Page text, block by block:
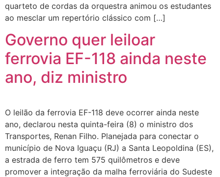
quarteto de cordas da orquestra animou os estudantes
ao mesclar um repertório clássico com […]
Governo quer leiloar
ferrovia EF-118 ainda neste
ano, diz ministro
O leilão da ferrovia EF-118 deve ocorrer ainda neste
ano, declarou nesta quinta-feira (8) o ministro dos
Transportes, Renan Filho. Planejada para conectar o
município de Nova Iguaçu (RJ) a Santa Leopoldina (ES),
a estrada de ferro tem 575 quilômetros e deve
promover a integração da malha ferroviária do Sudeste